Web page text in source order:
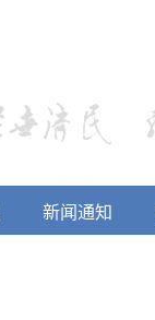
新闻通知